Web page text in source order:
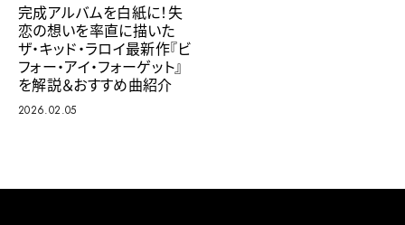
完成アルバムを白紙に！失
恋の想いを率直に描いた
ザ・キッド・ラロイ最新作『ビ
フォー・アイ・フォーゲット』
を解説＆おすすめ曲紹介
2026.02.05